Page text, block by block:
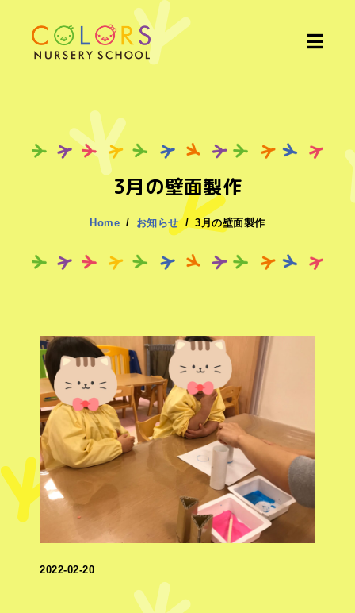
3月の壁面製作
Home お知らせ 3月の壁面製作
2022-02-20